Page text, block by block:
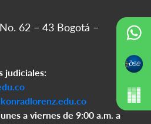
62 – 43 Bogotá –
judiciales:
a viernes de 9:00 a.m. a